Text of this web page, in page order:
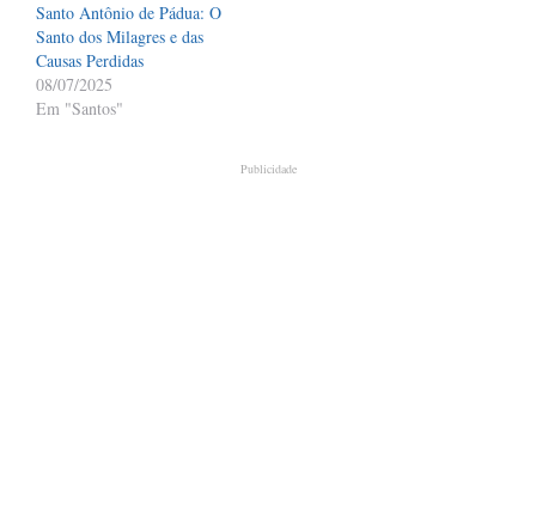
Santo Antônio de Pádua: O
Santo dos Milagres e das
Causas Perdidas
08/07/2025
Em "Santos"
Publicidade